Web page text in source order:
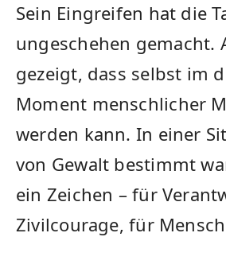
Sein Eingreifen hat die
ungeschehen gemacht.
gezeigt, dass selbst im
Moment menschlicher
werden kann. In einer
von Gewalt bestimmt
ein Zeichen – für
Zivilcourage, für